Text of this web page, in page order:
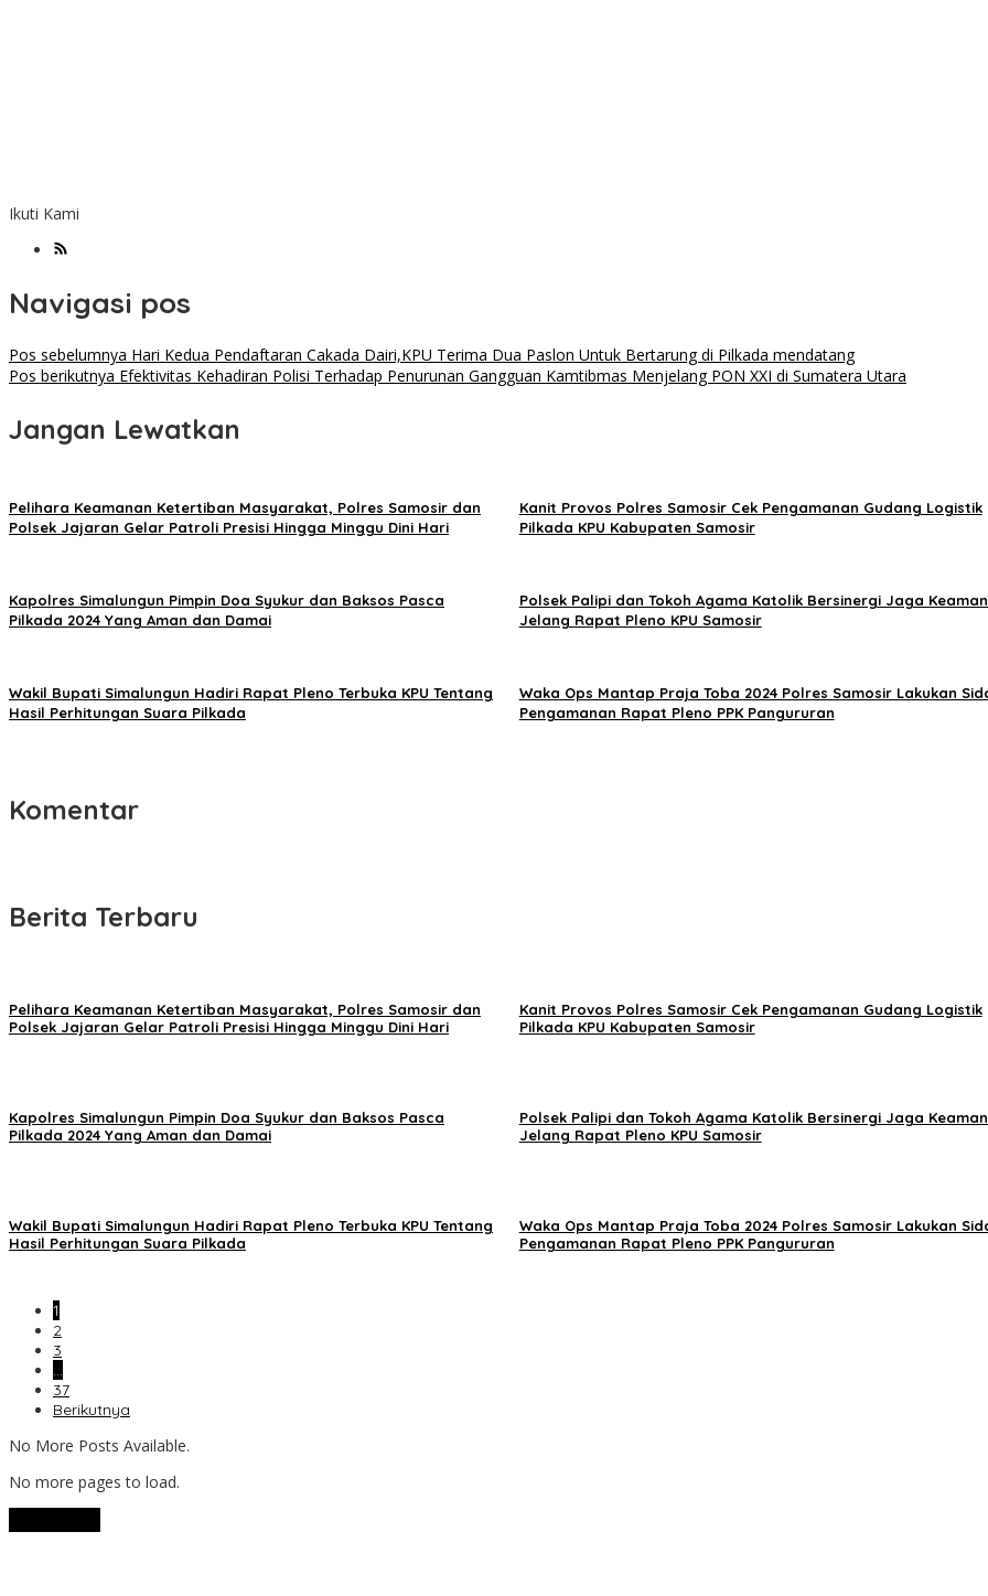
Ikuti Kami
Navigasi pos
Pos sebelumnya Hari Kedua Pendaftaran Cakada Dairi,KPU Terima Dua Paslon Untuk Bertarung di Pilkada mendatang
Pos berikutnya Efektivitas Kehadiran Polisi Terhadap Penurunan Gangguan Kamtibmas Menjelang PON XXI di Sumatera Utara
Jangan Lewatkan
Pelihara Keamanan Ketertiban Masyarakat, Polres Samosir dan
Polsek Jajaran Gelar Patroli Presisi Hingga Minggu Dini Hari
Kanit Provos Polres Samosir Cek Pengamanan Gudang Logistik
Pilkada KPU Kabupaten Samosir
Kapolres Simalungun Pimpin Doa Syukur dan Baksos Pasca
Pilkada 2024 Yang Aman dan Damai
Polsek Palipi dan Tokoh Agama Katolik Bersinergi Jaga
Jelang Rapat Pleno KPU Samosir
Wakil Bupati Simalungun Hadiri Rapat Pleno Terbuka KPU Tentang
Hasil Perhitungan Suara Pilkada
Waka Ops Mantap Praja Toba 2024 Polres Samosir Lakukan
Pengamanan Rapat Pleno PPK Pangururan
Komentar
Berita Terbaru
Pelihara Keamanan Ketertiban Masyarakat, Polres Samosir dan
Polsek Jajaran Gelar Patroli Presisi Hingga Minggu Dini Hari
Kanit Provos Polres Samosir Cek Pengamanan Gudang Logistik
Pilkada KPU Kabupaten Samosir
Kapolres Simalungun Pimpin Doa Syukur dan Baksos Pasca
Pilkada 2024 Yang Aman dan Damai
Polsek Palipi dan Tokoh Agama Katolik Bersinergi Jaga
Jelang Rapat Pleno KPU Samosir
Wakil Bupati Simalungun Hadiri Rapat Pleno Terbuka KPU Tentang
Hasil Perhitungan Suara Pilkada
Waka Ops Mantap Praja Toba 2024 Polres Samosir Lakukan
Pengamanan Rapat Pleno PPK Pangururan
1
2
3
…
37
Berikutnya
No More Posts Available.
No more pages to load.